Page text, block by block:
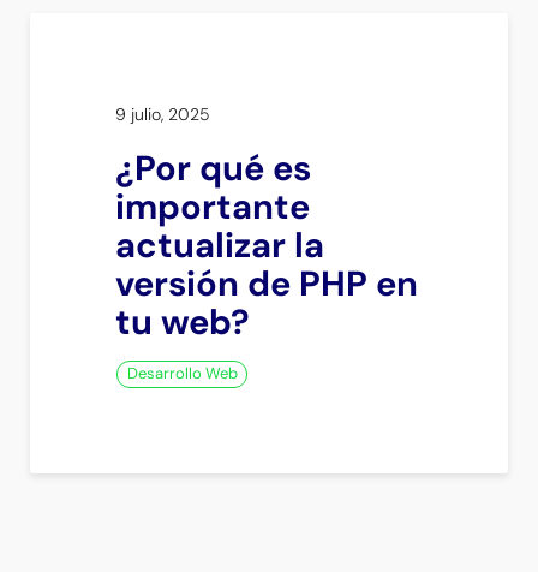
9 julio, 2025
¿Por qué es
importante
actualizar la
versión de PHP en
tu web?
Desarrollo Web